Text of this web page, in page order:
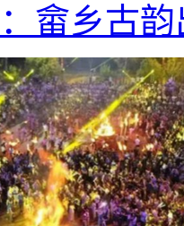
畲乡古